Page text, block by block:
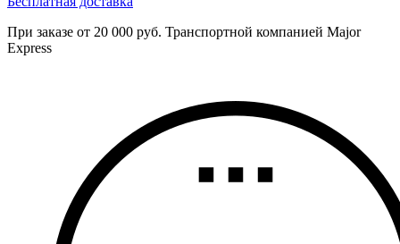
При заказе от 20 000 руб. Транспортной компанией Major
Express